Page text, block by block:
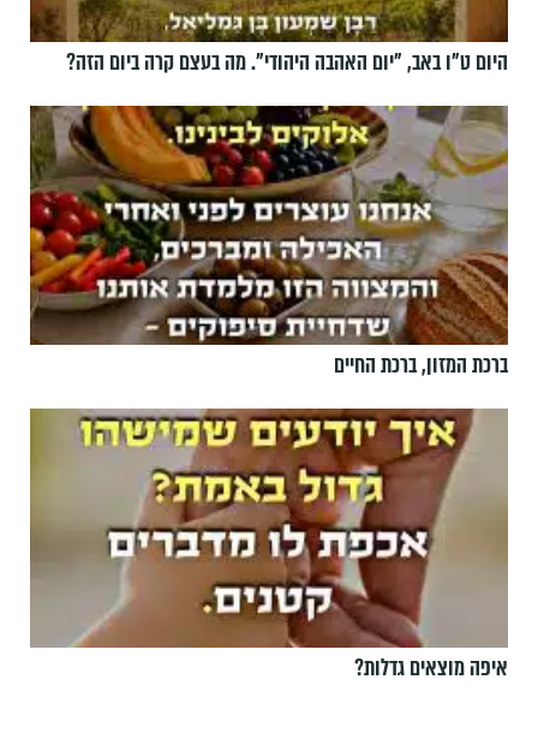
היום ט"ו באב, ”יום האהבה היהודי". מה בעצם קרה ביום הזה?
ברכת המזון, ברכת החיים
איפה מוצאים גדלות?